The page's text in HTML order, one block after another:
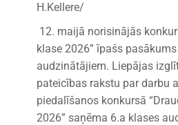
H.Kellere/
12. maijā norisinājās
klase 2026” īpašs
audzinātājiem. Liepājas
pateicības rakstu par darbu
piedalīšanos konkursā
2026” saņēma 6.a klases